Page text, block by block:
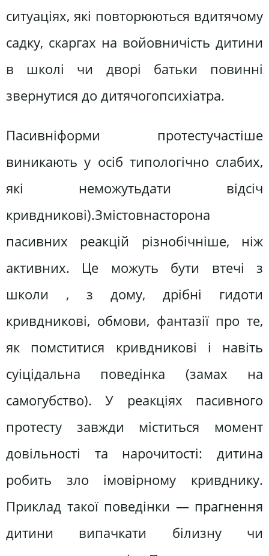
ситуаціях, які повторюються вдитячому
садку, скаргах на войовничість дитини
в школі чи дворі батьки повинні
звернутися до дитячогопсихіатра.
Пасивніформи протестучастіше
виникають у осіб типологічно слабих,
які неможутьдати відсіч
кривдникові).Змістовнасторона
пасивних реакцій різнобічніше, ніж
активних. Це можуть бути втечі з
школи , з дому, дрібні гидоти
кривдникові, обмови, фантазії про те,
як помститися кривдникові і навіть
суіцідальна поведінка (замах на
самогубство). У реакціях пасивного
протесту завжди міститься момент
довільності та нарочитості: дитина
робить зло імовірному кривднику.
Приклад такої поведінки — прагнення
дитини випачкати білизну чи